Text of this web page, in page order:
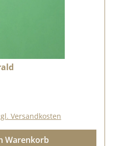
Versandkosten
Warenkorb